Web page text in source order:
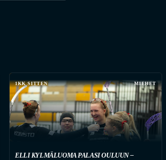
1KK SITTEN MIEHET
ELLI KYLMÄLUOMA PALASI OULUUN –